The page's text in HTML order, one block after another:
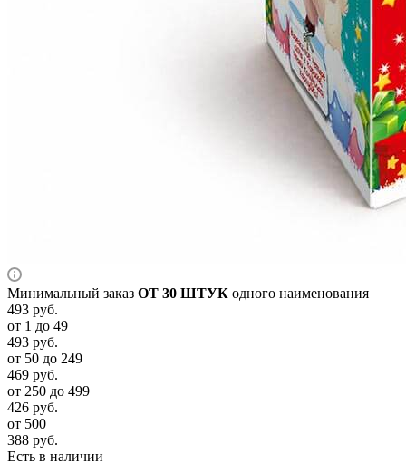
Минимальный заказ ОТ 30 ШТУК одного наименования
493 руб.
от 1 до 49
493 руб.
от 50 до 249
469 руб.
от 250 до 499
426 руб.
от 500
388 руб.
Есть в наличии